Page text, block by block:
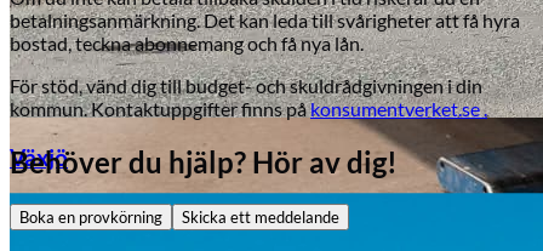
Byte av vindruta
Växjö
betalningsanmärkning. Det kan leda till svårigheter att få hyra
bostad, teckna abonnemang och få nya lån.
För stöd, vänd dig till budget- och skuldrådgivningen i din
kommun. Kontaktuppgifter finns påkonsumentverket.se .
Behöver du hjälp? Hör av dig!
Boka en provkörning Skicka ett meddelande